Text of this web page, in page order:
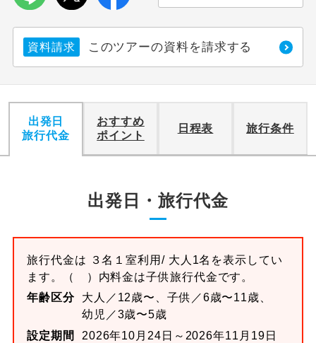
資料請求 このツアーの資料を請求する
出発日
旅行代金
おすすめ
ポイント
日程表 旅行条件
出発日・旅行代金
旅行代金は ３名１室利用/ 大人1名を表示してい
ます。
（ ）内料金は子供旅行代金です。
年齢区分
大人／12歳〜、子供／6歳〜11歳、
幼児／3歳〜5歳
設定期間
2026年10月24日～2026年11月19日
ホテル指定
おひとり様バ
す。